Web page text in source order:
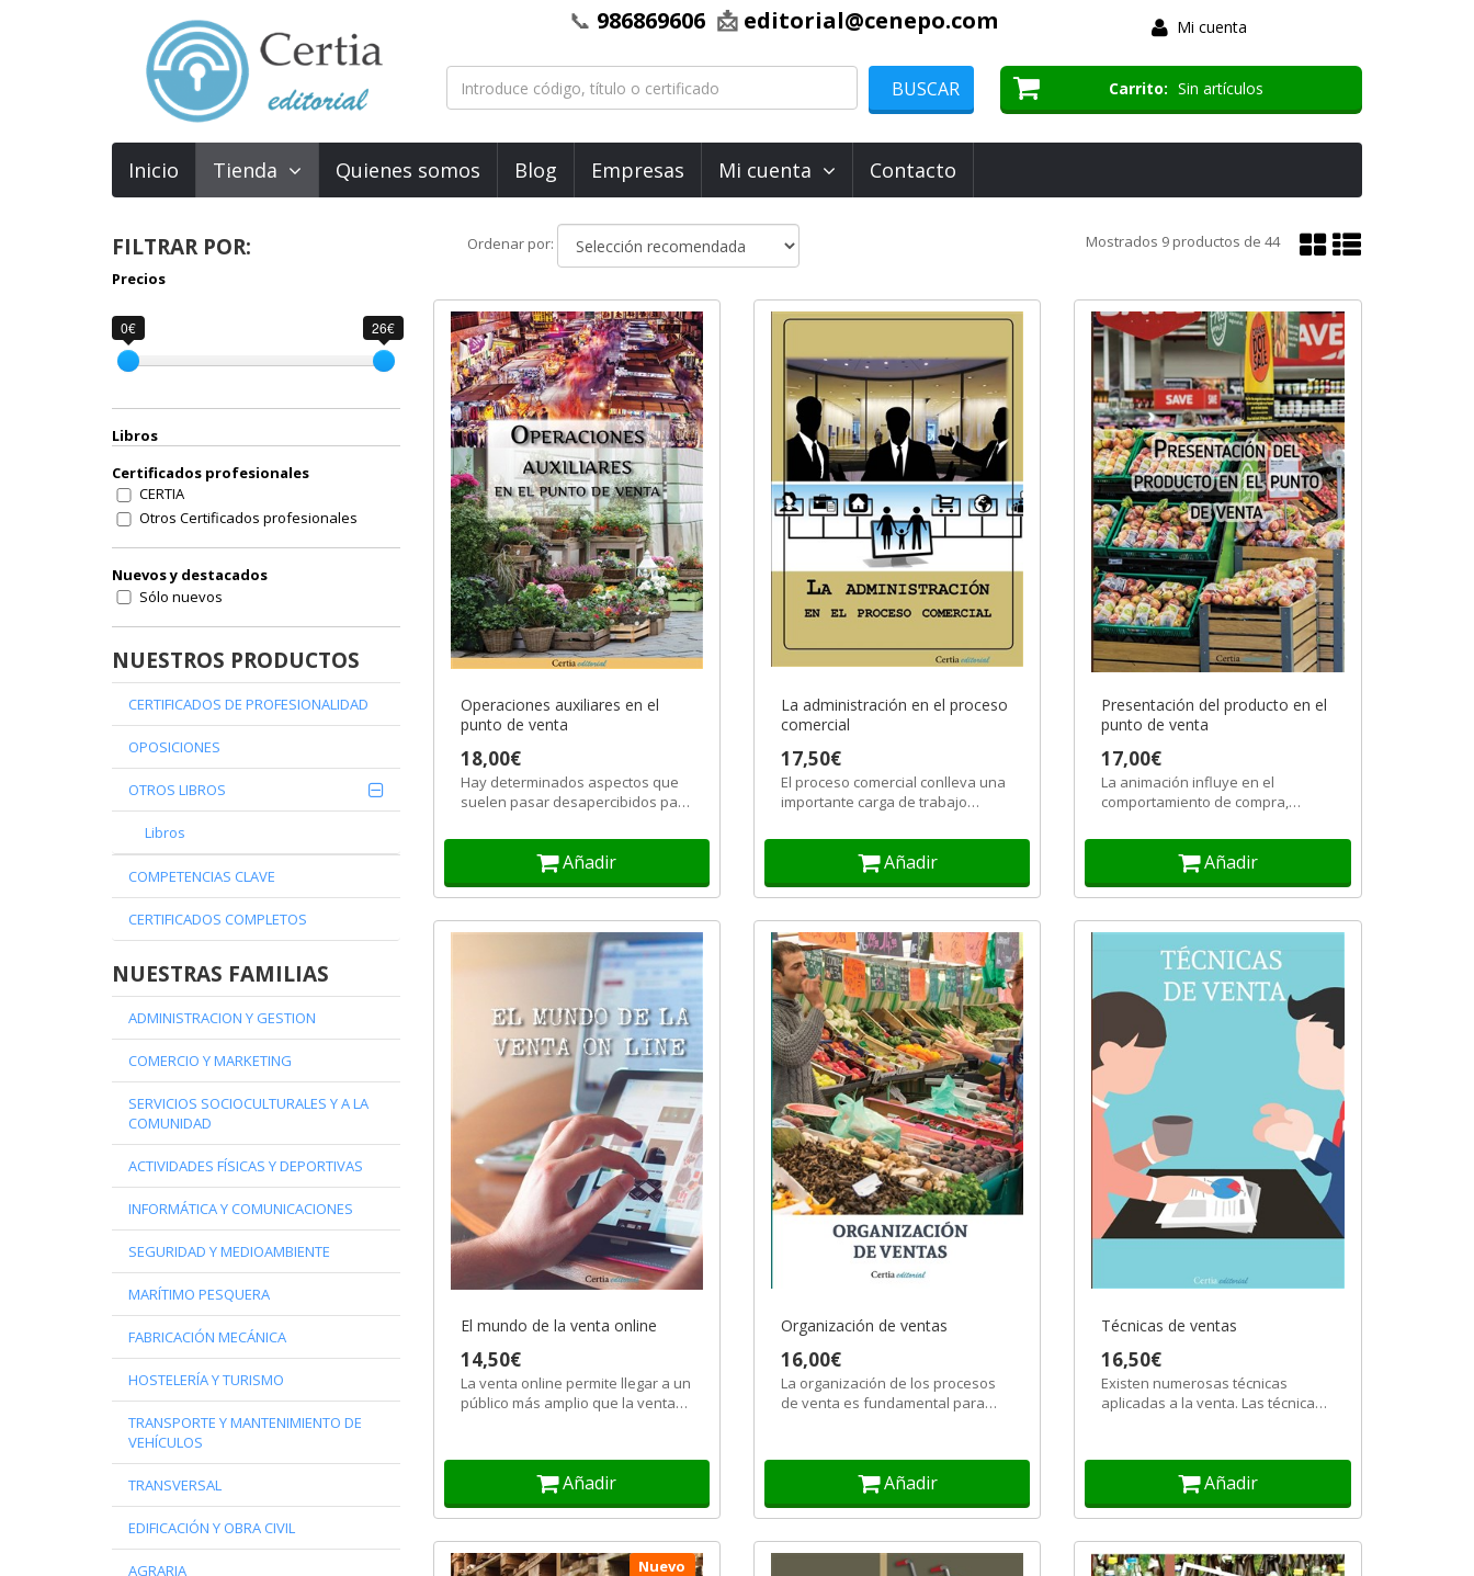
📞 986869606 📩 editorial@cenepo.com Mi cuenta
Carrito Sin artículos
BUSCAR
Inicio Tienda Quienes somos Blog Empresas Mi cuenta Contacto
Ordenar por:
Ordenar
por
Mostrar
en
Mostrar
en
Mostrados 9 productos de 44
Operaciones auxiliares en el
punto de venta
18,00€
Hay determinados aspectos que
suelen pasar desapercibidos para
establecimientos...
Añadir
La administración en el proceso
comercial
17,50€
El proceso comercial conlleva una
importante carga de trabajo
Añadir
Presentación del producto en el
punto de venta
17,00€
La animación influye en el
comportamiento de compra,
consumidor, ya...
Añadir
El mundo de la venta online
14,50€
La venta online permite llegar a un
público más amplio que la venta
Añadir
Organización de ventas
16,00€
La organización de los procesos
de venta es fundamental para
Añadir
Técnicas de ventas
16,50€
Existen numerosas técnicas
aplicadas a la venta. Las técnicas
Añadir
Nuevo
FILTRAR POR:
Precios
0€ 26€
Libros
Certificados profesionales
CERTIA
Otros Certificados profesionales
Nuevos y destacados
Sólo nuevos
NUESTROS PRODUCTOS
CERTIFICADOS DE PROFESIONALIDAD
OPOSICIONES
OTROS LIBROS
Libros
COMPETENCIAS CLAVE
CERTIFICADOS COMPLETOS
NUESTRAS FAMILIAS
ADMINISTRACION Y GESTION
COMERCIO Y MARKETING
SERVICIOS SOCIOCULTURALES Y A LA
COMUNIDAD
ACTIVIDADES FÍSICAS Y DEPORTIVAS
INFORMÁTICA Y COMUNICACIONES
SEGURIDAD Y MEDIOAMBIENTE
MARÍTIMO PESQUERA
FABRICACIÓN MECÁNICA
HOSTELERÍA Y TURISMO
TRANSPORTE Y MANTENIMIENTO DE
VEHÍCULOS
TRANSVERSAL
EDIFICACIÓN Y OBRA CIVIL
AGRARIA